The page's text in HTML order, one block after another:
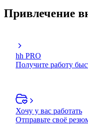
Привлечение
hh PRO
Получите работу
Хочу у вас работать
Отправьте своё